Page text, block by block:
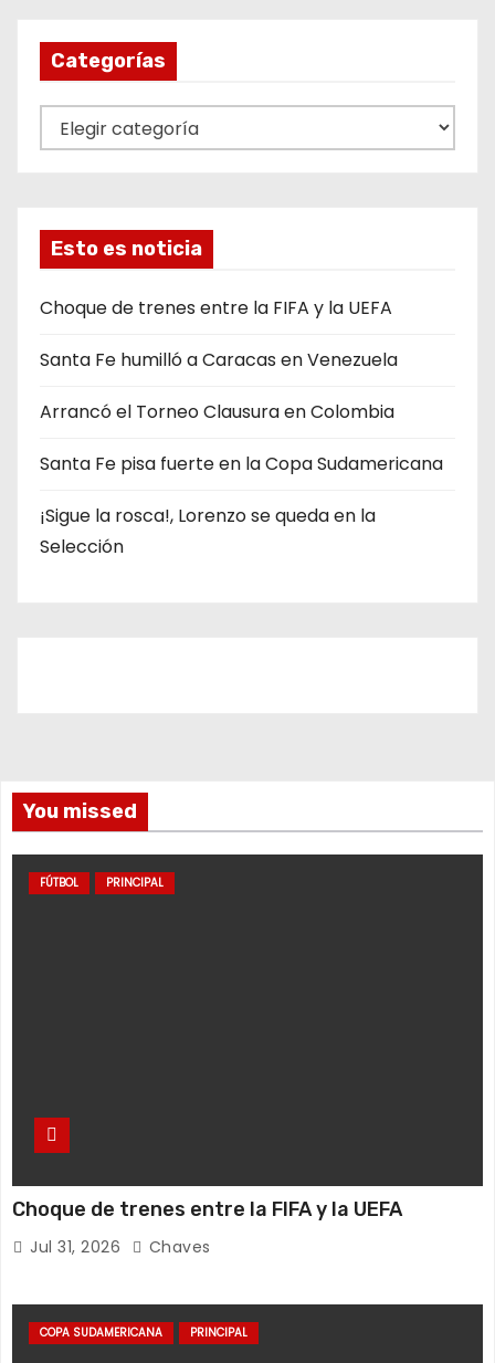
Categorías
a
o
r
a
Esto es noticia
Choque de trenes entre la FIFA y la UEFA
Santa Fe humilló a Caracas en Venezuela
Arrancó el Torneo Clausura en Colombia
Santa Fe pisa fuerte en la Copa Sudamericana
¡Sigue la rosca!, Lorenzo se queda en la
Selección
You missed
FÚTBOL PRINCIPAL
Choque de trenes entre la FIFA y la UEFA
Jul 31, 2026 Chaves
COPA SUDAMERICANA PRINCIPAL